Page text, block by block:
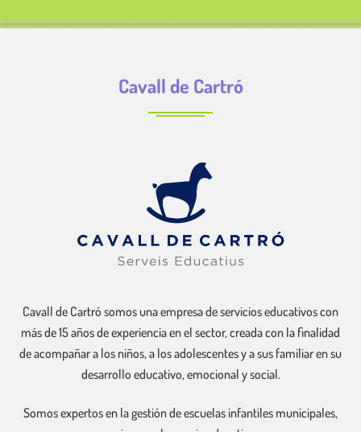
Cavall de Cartró
Cavall de Cartró somos una empresa de servicios educativos con
más de 15 años de experiencia en el sector, creada con la finalidad
de acompañar a los niños, a los adolescentes y a sus familiar en su
desarrollo educativo, emocional y social.
Somos expertos en la gestión de escuelas infantiles municipales,